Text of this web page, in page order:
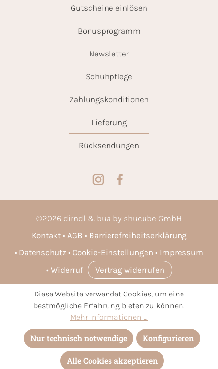
Gutscheine einlösen
Bonusprogramm
Newsletter
Schuhpflege
Zahlungskonditionen
Lieferung
Rücksendungen
©2026 dirndl & bua by shucube GmbH
Kontakt
AGB
Barrierefreiheitserklärung
Datenschutz
Cookie-Einstellungen
Impressum
Widerruf
Vertrag widerrufen
* Alle Preise inkl. gesetzl. Mehrwertsteuer zzgl.Versandkosten
und ggf. Nachnahmegebühren, wenn nicht anders angegeben.
Diese Website verwendet Cookies, um eine
bestmögliche Erfahrung bieten zu können.
Mehr Informationen ...
Nur technisch notwendige Konfigurieren
Alle Cookies akzeptieren